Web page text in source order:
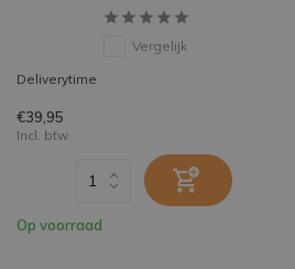
Vergelijk
Deliverytime
€39,95
Incl. btw
Op voorraad